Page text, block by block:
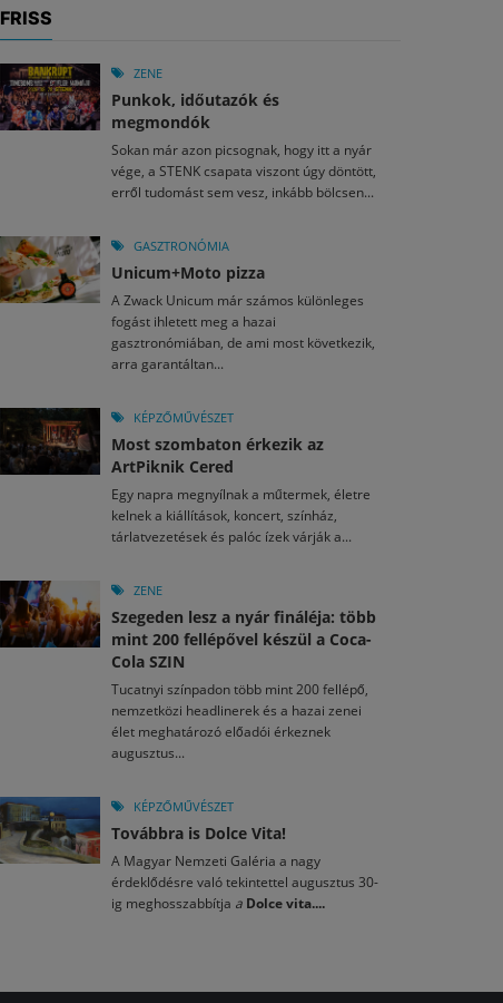
FRISS
ZENE
Punkok, időutazók és
megmondók
Sokan már azon picsognak, hogy itt a nyár
vége, a STENK csapata viszont úgy döntött,
erről tudomást sem vesz, inkább bölcsen...
GASZTRONÓMIA
Unicum+Moto pizza
A Zwack Unicum már számos különleges
fogást ihletett meg a hazai
gasztronómiában, de ami most következik,
arra garantáltan...
KÉPZŐMŰVÉSZET
Most szombaton érkezik az
ArtPiknik Cered
Egy napra megnyílnak a műtermek, életre
kelnek a kiállítások, koncert, színház,
tárlatvezetések és palóc ízek várják a...
ZENE
Szegeden lesz a nyár fináléja: több
mint 200 fellépővel készül a Coca-
Cola SZIN
Tucatnyi színpadon több mint 200 fellépő,
nemzetközi headlinerek és a hazai zenei
élet meghatározó előadói érkeznek
augusztus...
KÉPZŐMŰVÉSZET
Továbbra is Dolce Vita!
A Magyar Nemzeti Galéria a nagy
érdeklődésre való tekintettel augusztus 30-
ig meghosszabbítja a Dolce vita....